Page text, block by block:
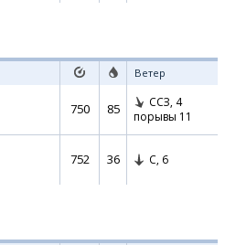
Ветер
750 85 ССЗ, 4
порывы 11
752 36 С, 6